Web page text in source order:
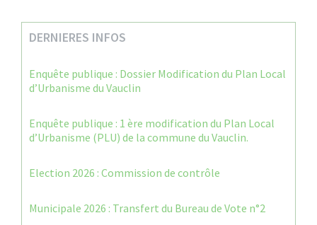
DERNIERES INFOS
Enquête publique : Dossier Modification du Plan Local
d’Urbanisme du Vauclin
Enquête publique : 1 ère modification du Plan Local
d’Urbanisme (PLU) de la commune du Vauclin.
Election 2026 : Commission de contrôle
Municipale 2026 : Transfert du Bureau de Vote n°2